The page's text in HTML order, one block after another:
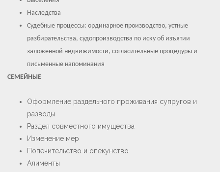
Наследства
Судебные процессы: ординарное производство, устные
разбирательства, судопроизводства по иску об изъятии
заложенной недвижимости, согласительные процедуры и
письменные напоминания
СЕМЕЙНЫЕ
Оформление раздельного проживания супругов и
разводы
Раздел совместного имущества
Изменение мер
Попечительство и опекунство
Алименты